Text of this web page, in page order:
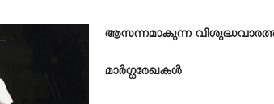
ആസന്നമാകുന്ന
മാർഗ്ഗരേഖകൾ